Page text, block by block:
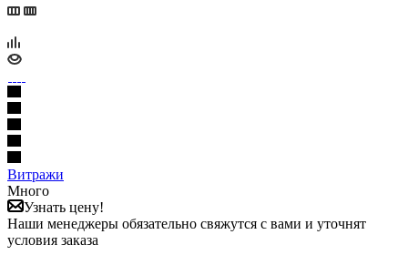
Витражи
Много
Узнать цену!
Наши менеджеры обязательно свяжутся с вами и уточнят
условия заказа